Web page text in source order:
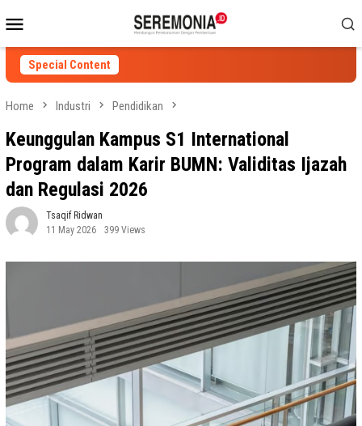
to
contentMenu
Special Content
Home Industri Pendidikan
Keunggulan Kampus S1 International
Program dalam Karir BUMN: Validitas Ijazah
dan Regulasi 2026
Tsaqif Ridwan
11 May 2026
399 Views